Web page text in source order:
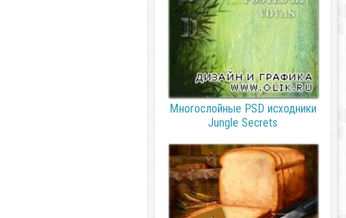
Многослойные PSD исходники
Jungle Secrets